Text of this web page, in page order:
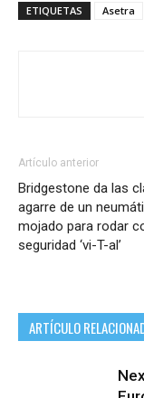
ETIQUETAS Asetra
Artículo anterior
Bridgestone da las
agarre de un
mojado para rodar
seguridad ‘vi-T-al’
ARTÍCULO